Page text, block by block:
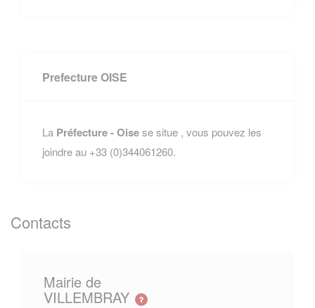
Prefecture OISE
La Préfecture - Oisese situe , vous pouvez les
joindre au +33 (0)344061260.
Contacts
Mairie de
VILLEMBRAY